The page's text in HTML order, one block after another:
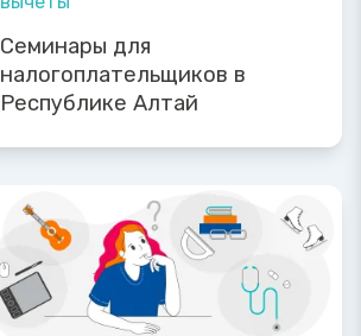
Семинары для
налогоплательщиков в
Республике Алтай